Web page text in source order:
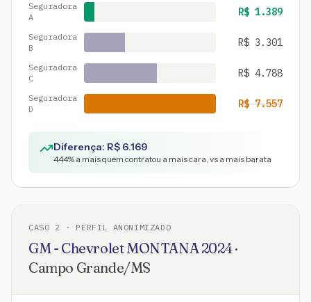
Seguradora
A
R$ 1.389
Seguradora
B
R$ 3.301
Seguradora
C
R$ 4.788
Seguradora
D
R$7.557
Diferença: R$ 6.169
444% a mais quem contratou a mais cara, vs a mais barata
CASO 2 · PERFIL ANONIMIZADO
GM - ChevroletMONTANA2024·
Campo Grande/MS